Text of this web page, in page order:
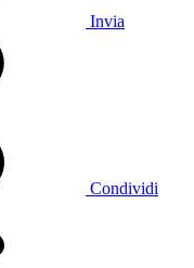
Invia
Condividi